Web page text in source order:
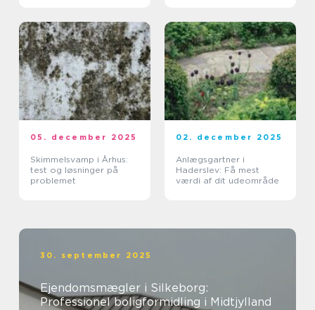
05. december 2025
Skimmelsvamp i Århus:
test og løsninger på
problemet
02. december 2025
Anlægsgartner i
Haderslev: Få mest
værdi af dit udeområde
30. september 2025
Ejendomsmægler i Silkeborg:
Professionel boligformidling i Midtjylland